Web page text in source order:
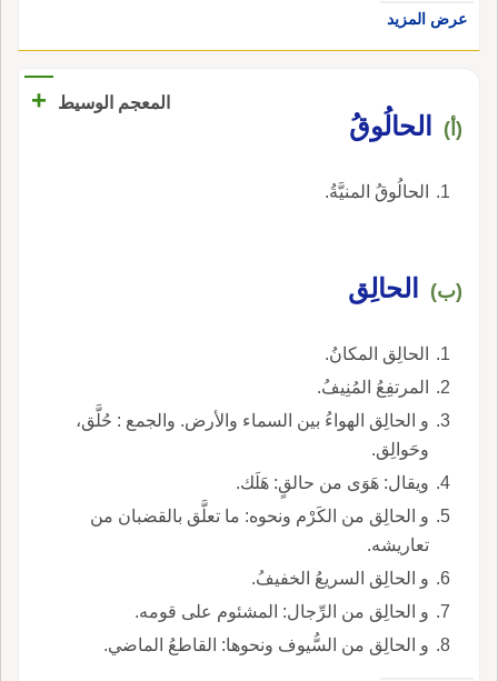
عرض المزيد
المعجم الوسيط +
(أ) الحالُوقُ
الحالُوقُ المنيَّةُ.
(ب) الحالِق
الحالِق المكانُ.
المرتفِعُ المُنِيفُ.
و الحالِق الهواءُ بين السماء والأرض. والجمع : حُلَّق،
وحَوالِق.
ويقال: هَوَى من حالقٍ: هَلَك.
و الحالِق من الكَرْم ونحوه: ما تعلَّق بالقضبان من
تعاريشه.
و الحالِق السريعُ الخفيفُ.
و الحالِق من الرِّجال: المشئوم على قومه.
و الحالِق من السُّيوف ونحوها: القاطعُ الماضي.